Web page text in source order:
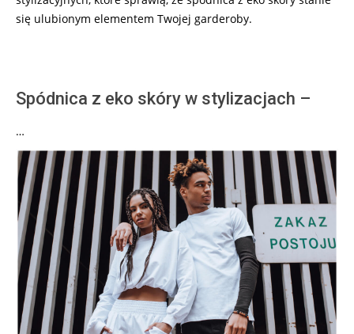
się ulubionym elementem Twojej garderoby.
Spódnica z eko skóry w stylizacjach –
…